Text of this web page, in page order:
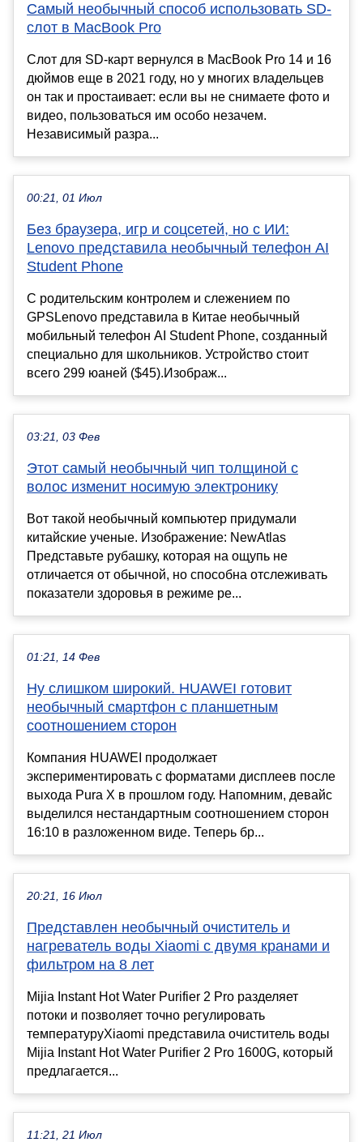
Самый необычный способ использовать SD-
слот в MacBook Pro
Слот для SD-карт вернулся в MacBook Pro 14 и 16
дюймов еще в 2021 году, но у многих владельцев
он так и простаивает: если вы не снимаете фото и
видео, пользоваться им особо незачем.
Независимый разра...
00:21, 01 Июл
Без браузера, игр и соцсетей, но с ИИ:
Lenovo представила необычный телефон AI
Student Phone
С родительским контролем и слежением по
GPSLenovo представила в Китае необычный
мобильный телефон AI Student Phone, созданный
специально для школьников. Устройство стоит
всего 299 юаней ($45).Изображ...
03:21, 03 Фев
Этот самый необычный чип толщиной с
волос изменит носимую электронику
Вот такой необычный компьютер придумали
китайские ученые. Изображение: NewAtlas
Представьте рубашку, которая на ощупь не
отличается от обычной, но способна отслеживать
показатели здоровья в режиме ре...
01:21, 14 Фев
Ну слишком широкий. HUAWEI готовит
необычный смартфон с планшетным
соотношением сторон
Компания HUAWEI продолжает
экспериментировать с форматами дисплеев после
выхода Pura X в прошлом году. Напомним, девайс
выделился нестандартным соотношением сторон
16:10 в разложенном виде. Теперь бр...
20:21, 16 Июл
Представлен необычный очиститель и
нагреватель воды Xiaomi с двумя кранами и
фильтром на 8 лет
Mijia Instant Hot Water Purifier 2 Pro разделяет
потоки и позволяет точно регулировать
температуруXiaomi представила очиститель воды
Mijia Instant Hot Water Purifier 2 Pro 1600G, который
предлагается...
11:21, 21 Июл